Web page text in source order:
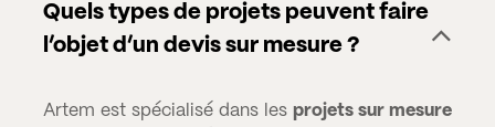
Quels types de projets peuvent faire
l’objet d’un devis sur mesure ?
Artem est spécialisé dans les projets sur mesure